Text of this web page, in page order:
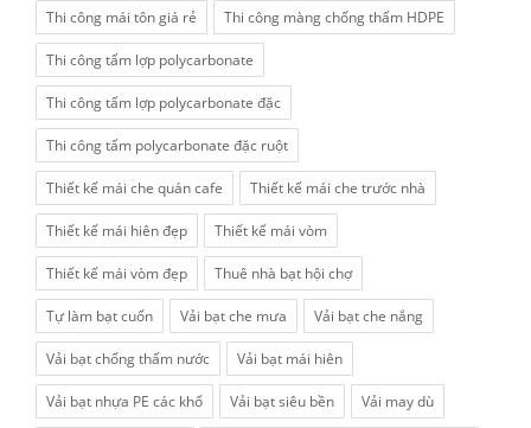
Thi công mái tôn giá rẻ Thi công màng chống thấm HDPE
Thi công tấm lợp polycarbonate
Thi công tấm lợp polycarbonate đặc
Thi công tấm polycarbonate đặc ruột
Thiết kế mái che quán cafe Thiết kế mái che trước nhà
Thiết kế mái hiên đẹp Thiết kế mái vòm
Thiết kế mái vòm đẹp Thuê nhà bạt hội chợ
Tự làm bạt cuốn Vải bạt che mưa Vải bạt che nắng
Vải bạt chống thấm nước Vải bạt mái hiên
Vải bạt nhựa PE các khổ Vải bạt siêu bền Vải may dù